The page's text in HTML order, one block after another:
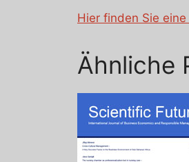
Hier finden Sie
Ähnliche